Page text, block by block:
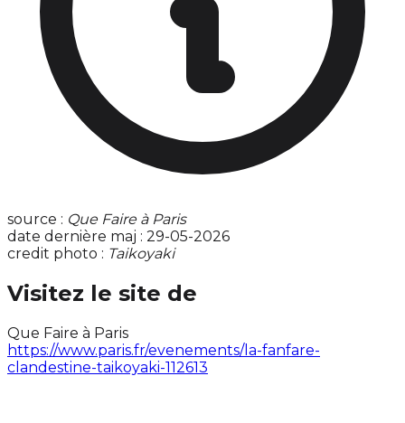
source : Que Faire à Paris
date dernière maj : 29-05-2026
credit photo : Taikoyaki
Visitez le site de
Que Faire à Paris
https://www.paris.fr/evenements/la-fanfare-
clandestine-taikoyaki-112613